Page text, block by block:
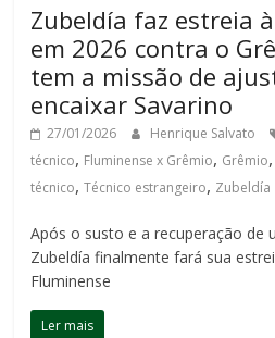
Zubeldía faz estreia
em 2026 contra o
tem a missão de
encaixar Savarino
27/01/2026 Henrique Salvato
técnico, Fluminense x Grêmio, Grêmio,
técnico,Técnico estrangeiro, Zubeldía
Após o susto e a recuperação de
Zubeldía finalmente fará sua
Fluminense
Ler mais